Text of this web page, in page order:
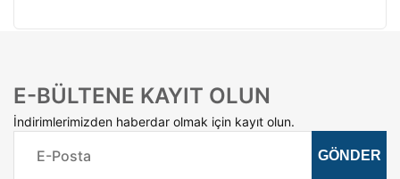
E-BÜLTENE KAYIT OLUN
İndirimlerimizden haberdar olmak için kayıt olun.